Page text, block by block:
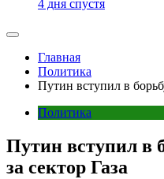
4 дня спустя
Главная
Политика
Путин вступил в
Политика
Путин вступил в
за сектор Газа